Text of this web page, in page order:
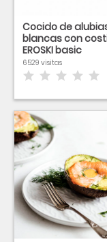
Cocido de
blancas con
EROSKI basic
6529 visitas